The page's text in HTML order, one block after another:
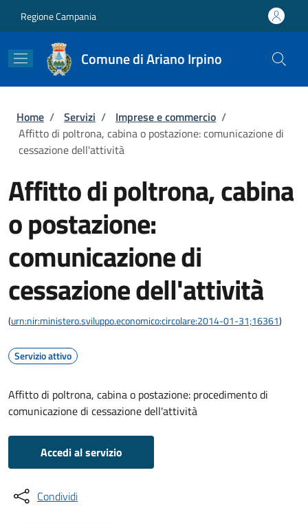
Regione Campania
Comune di Ariano Irpino
Briciole di pane
Home / Servizi / Imprese e commercio /
Affitto di poltrona, cabina o postazione: comunicazione di
cessazione dell'attività
Affitto di poltrona, cabina
o postazione:
comunicazione di
cessazione dell'attività
(urn:nir:ministero.sviluppo.economico:circolare:2014-01-31;16361)
Servizio attivo
Affitto di poltrona, cabina o postazione: procedimento di
comunicazione di cessazione dell'attività
Accedi al servizio
Condividi